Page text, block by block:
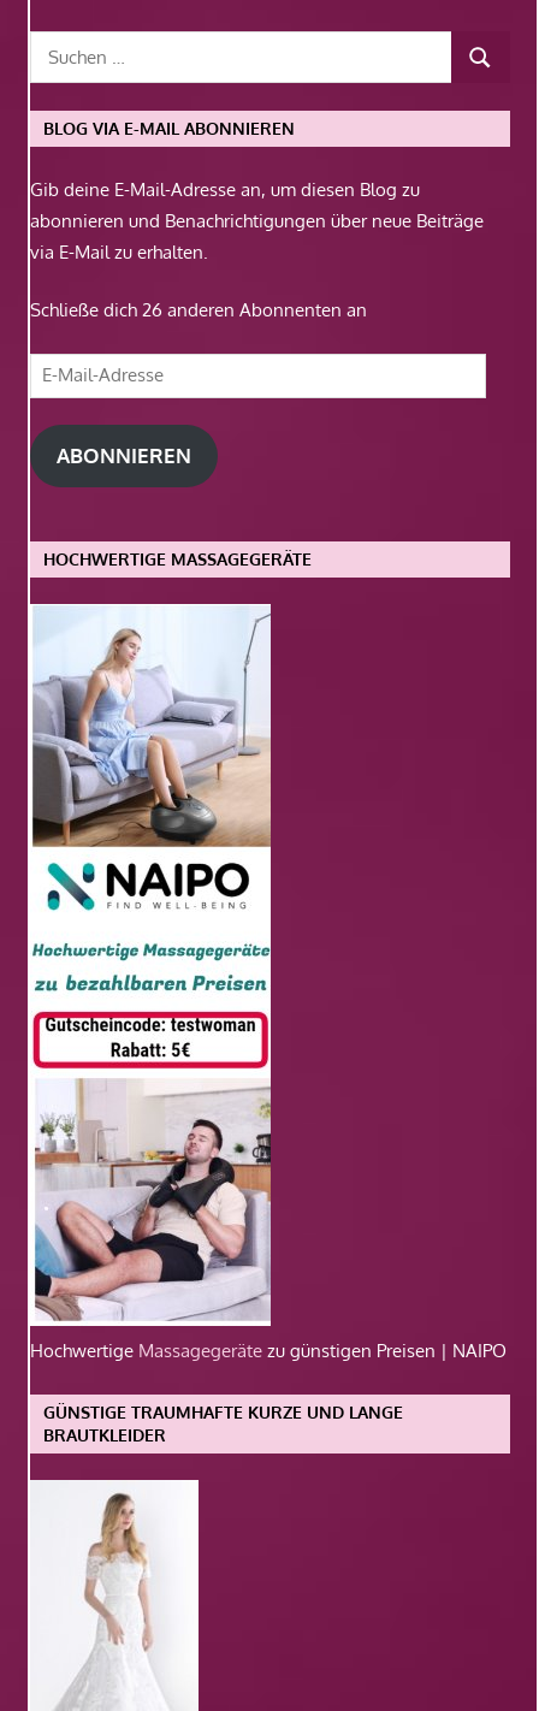
BLOG VIA E-MAIL ABONNIEREN
Gib deine E-Mail-Adresse an, um diesen Blog zu
abonnieren und Benachrichtigungen über neue Beiträge
via E-Mail zu erhalten.
Schließe dich 26 anderen Abonnenten an
E-
Mail-
Adresse
ABONNIEREN
HOCHWERTIGE MASSAGEGERÄTE
Hochwertige Massagegeräte zu günstigen Preisen | NAIPO
GÜNSTIGE TRAUMHAFTE KURZE UND LANGE
BRAUTKLEIDER